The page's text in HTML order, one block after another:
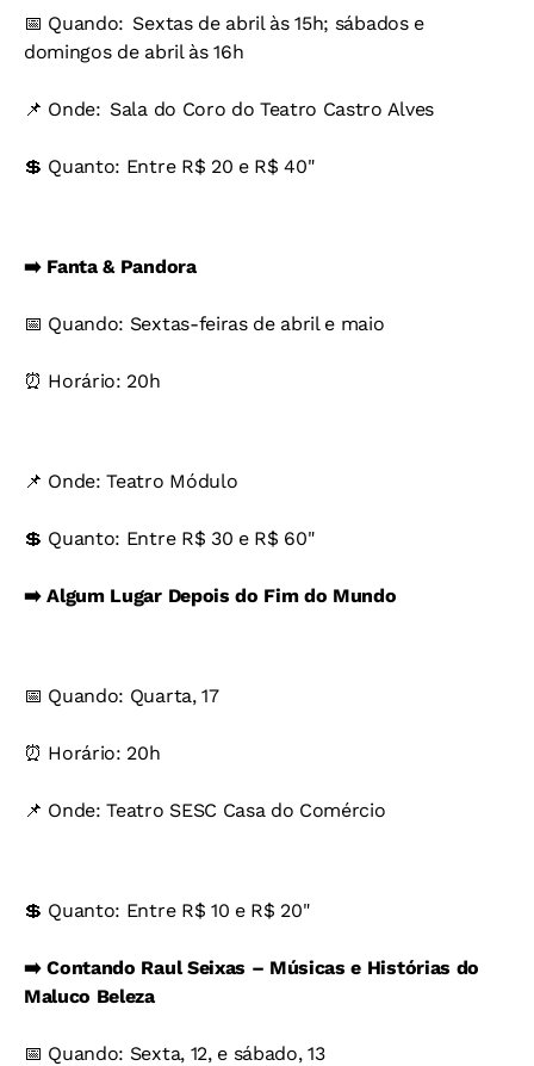
📅 Quando: Sextas de abril às 15h; sábados e
domingos de abril às 16h
📌 Onde: Sala do Coro do Teatro Castro Alves
💲 Quanto: Entre R$ 20 e R$ 40"
➡️ Fanta & Pandora
📅 Quando: Sextas-feiras de abril e maio
⏰ Horário: 20h
📌 Onde: Teatro Módulo
💲 Quanto: Entre R$ 30 e R$ 60"
➡️ Algum Lugar Depois do Fim do Mundo
📅 Quando: Quarta, 17
⏰ Horário: 20h
📌 Onde: Teatro SESC Casa do Comércio
💲 Quanto: Entre R$ 10 e R$ 20"
➡️ Contando Raul Seixas – Músicas e Histórias do
Maluco Beleza
📅 Quando: Sexta, 12, e sábado, 13